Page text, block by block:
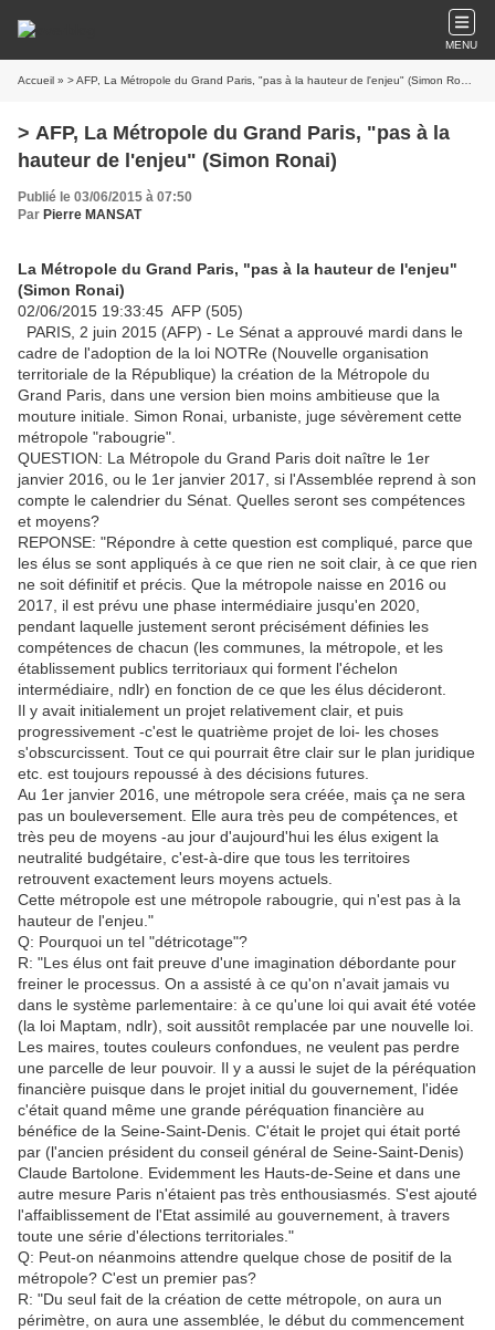
MENU
Accueil » > AFP, La Métropole du Grand Paris, "pas à la hauteur de l'enjeu" (Simon Ronai)
> AFP, La Métropole du Grand Paris, "pas à la
hauteur de l'enjeu" (Simon Ronai)
Publié le 03/06/2015 à 07:50
Par Pierre MANSAT
La Métropole du Grand Paris, "pas à la hauteur de l'enjeu"
(Simon Ronai)
02/06/2015 19:33:45 AFP (505)
PARIS, 2 juin 2015 (AFP) - Le Sénat a approuvé mardi dans le
cadre de l'adoption de la loi NOTRe (Nouvelle organisation
territoriale de la République) la création de la Métropole du
Grand Paris, dans une version bien moins ambitieuse que la
mouture initiale. Simon Ronai, urbaniste, juge sévèrement cette
métropole "rabougrie".
QUESTION: La Métropole du Grand Paris doit naître le 1er
janvier 2016, ou le 1er janvier 2017, si l'Assemblée reprend à son
compte le calendrier du Sénat. Quelles seront ses compétences
et moyens?
REPONSE: "Répondre à cette question est compliqué, parce que
les élus se sont appliqués à ce que rien ne soit clair, à ce que rien
ne soit définitif et précis. Que la métropole naisse en 2016 ou
2017, il est prévu une phase intermédiaire jusqu'en 2020,
pendant laquelle justement seront précisément définies les
compétences de chacun (les communes, la métropole, et les
établissement publics territoriaux qui forment l'échelon
intermédiaire, ndlr) en fonction de ce que les élus décideront.
Il y avait initialement un projet relativement clair, et puis
progressivement -c'est le quatrième projet de loi- les choses
s'obscurcissent. Tout ce qui pourrait être clair sur le plan juridique
etc. est toujours repoussé à des décisions futures.
Au 1er janvier 2016, une métropole sera créée, mais ça ne sera
pas un bouleversement. Elle aura très peu de compétences, et
très peu de moyens -au jour d'aujourd'hui les élus exigent la
neutralité budgétaire, c'est-à-dire que tous les territoires
retrouvent exactement leurs moyens actuels.
Cette métropole est une métropole rabougrie, qui n'est pas à la
hauteur de l'enjeu."
Q: Pourquoi un tel "détricotage"?
R: "Les élus ont fait preuve d'une imagination débordante pour
freiner le processus. On a assisté à ce qu'on n'avait jamais vu
dans le système parlementaire: à ce qu'une loi qui avait été votée
(la loi Maptam, ndlr), soit aussitôt remplacée par une nouvelle loi.
Les maires, toutes couleurs confondues, ne veulent pas perdre
une parcelle de leur pouvoir. Il y a aussi le sujet de la péréquation
financière puisque dans le projet initial du gouvernement, l'idée
c'était quand même une grande péréquation financière au
bénéfice de la Seine-Saint-Denis. C'était le projet qui était porté
par (l'ancien président du conseil général de Seine-Saint-Denis)
Claude Bartolone. Evidemment les Hauts-de-Seine et dans une
autre mesure Paris n'étaient pas très enthousiasmés. S'est ajouté
l'affaiblissement de l'Etat assimilé au gouvernement, à travers
toute une série d'élections territoriales."
Q: Peut-on néanmoins attendre quelque chose de positif de la
métropole? C'est un premier pas?
R: "Du seul fait de la création de cette métropole, on aura un
périmètre, on aura une assemblée, le début du commencement